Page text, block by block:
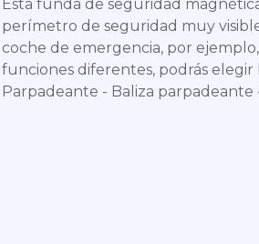
Esta funda de seguridad
perímetro de seguridad muy
coche de emergencia, por
funciones diferentes, podrás
Parpadeante - Baliza parpadeante